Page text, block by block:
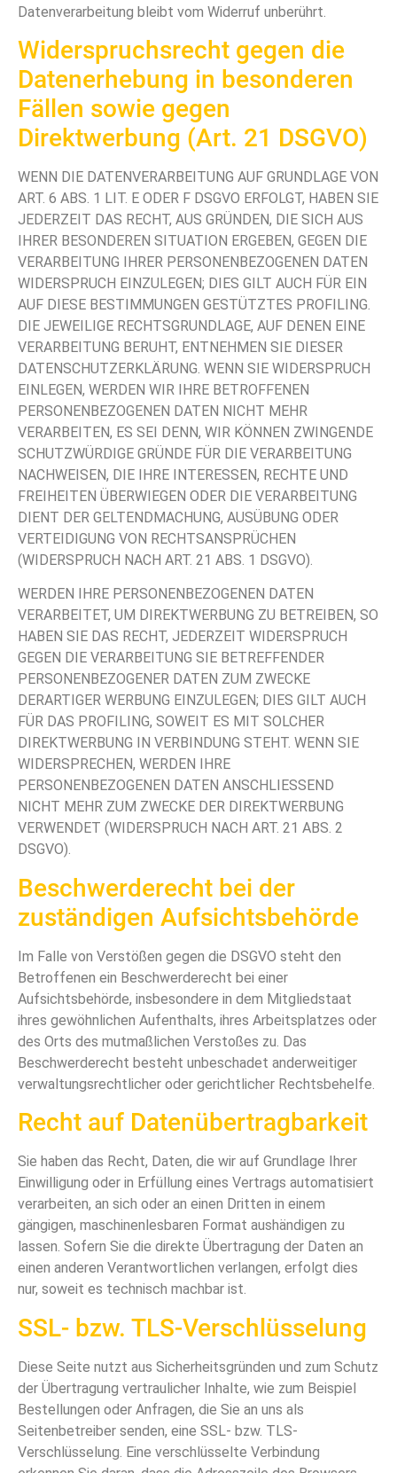
Datenverarbeitung bleibt vom Widerruf unberührt.
Widerspruchsrecht gegen die
Datenerhebung in besonderen
Fällen sowie gegen
Direktwerbung (Art. 21 DSGVO)
WENN DIE DATENVERARBEITUNG AUF GRUNDLAGE VON
ART. 6 ABS. 1 LIT. E ODER F DSGVO ERFOLGT, HABEN SIE
JEDERZEIT DAS RECHT, AUS GRÜNDEN, DIE SICH AUS
IHRER BESONDEREN SITUATION ERGEBEN, GEGEN DIE
VERARBEITUNG IHRER PERSONENBEZOGENEN DATEN
WIDERSPRUCH EINZULEGEN; DIES GILT AUCH FÜR EIN
AUF DIESE BESTIMMUNGEN GESTÜTZTES PROFILING.
DIE JEWEILIGE RECHTSGRUNDLAGE, AUF DENEN EINE
VERARBEITUNG BERUHT, ENTNEHMEN SIE DIESER
DATENSCHUTZERKLÄRUNG. WENN SIE WIDERSPRUCH
EINLEGEN, WERDEN WIR IHRE BETROFFENEN
PERSONENBEZOGENEN DATEN NICHT MEHR
VERARBEITEN, ES SEI DENN, WIR KÖNNEN ZWINGENDE
SCHUTZWÜRDIGE GRÜNDE FÜR DIE VERARBEITUNG
NACHWEISEN, DIE IHRE INTERESSEN, RECHTE UND
FREIHEITEN ÜBERWIEGEN ODER DIE VERARBEITUNG
DIENT DER GELTENDMACHUNG, AUSÜBUNG ODER
VERTEIDIGUNG VON RECHTSANSPRÜCHEN
(WIDERSPRUCH NACH ART. 21 ABS. 1 DSGVO).
WERDEN IHRE PERSONENBEZOGENEN DATEN
VERARBEITET, UM DIREKTWERBUNG ZU BETREIBEN, SO
HABEN SIE DAS RECHT, JEDERZEIT WIDERSPRUCH
GEGEN DIE VERARBEITUNG SIE BETREFFENDER
PERSONENBEZOGENER DATEN ZUM ZWECKE
DERARTIGER WERBUNG EINZULEGEN; DIES GILT AUCH
FÜR DAS PROFILING, SOWEIT ES MIT SOLCHER
DIREKTWERBUNG IN VERBINDUNG STEHT. WENN SIE
WIDERSPRECHEN, WERDEN IHRE
PERSONENBEZOGENEN DATEN ANSCHLIESSEND
NICHT MEHR ZUM ZWECKE DER DIREKTWERBUNG
VERWENDET (WIDERSPRUCH NACH ART. 21 ABS. 2
DSGVO).
Beschwerde­recht bei der
zuständigen Aufsichts­behörde
Im Falle von Verstößen gegen die DSGVO steht den
Betroffenen ein Beschwerderecht bei einer
Aufsichtsbehörde, insbesondere in dem Mitgliedstaat
ihres gewöhnlichen Aufenthalts, ihres Arbeitsplatzes oder
des Orts des mutmaßlichen Verstoßes zu. Das
Beschwerderecht besteht unbeschadet anderweitiger
verwaltungsrechtlicher oder gerichtlicher Rechtsbehelfe.
Recht auf Daten­übertrag­barkeit
Sie haben das Recht, Daten, die wir auf Grundlage Ihrer
Einwilligung oder in Erfüllung eines Vertrags automatisiert
verarbeiten, an sich oder an einen Dritten in einem
gängigen, maschinenlesbaren Format aushändigen zu
lassen. Sofern Sie die direkte Übertragung der Daten an
einen anderen Verantwortlichen verlangen, erfolgt dies
nur, soweit es technisch machbar ist.
SSL- bzw. TLS-Verschlüsselung
Diese Seite nutzt aus Sicherheitsgründen und zum Schutz
der Übertragung vertraulicher Inhalte, wie zum Beispiel
Bestellungen oder Anfragen, die Sie an uns als
Seitenbetreiber senden, eine SSL- bzw. TLS-
Verschlüsselung. Eine verschlüsselte Verbindung